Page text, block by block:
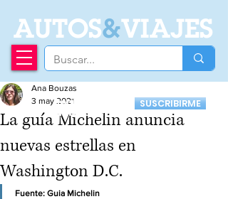
AUTOS&VIAJES
Recibí nuestro
Newsletter
SUSCRIBIRME
La guía Michelin anuncia
nuevas estrellas en
Washington D.C.
Ana Bouzas
3 may 2021
Fuente: Guia Michelin